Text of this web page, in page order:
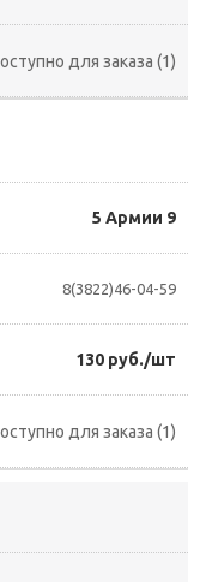
для заказа (1)
5 Армии 9
8(3822)46-04-59
130 руб./шт
для заказа (1)